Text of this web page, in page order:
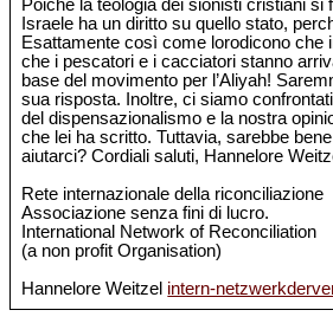
Poiché la teologia dei sionisti cristiani si
Israele ha un diritto su quello stato,
Esattamente così come lorodicono che
che i pescatori e i cacciatori stanno
base del movimento per l’Aliyah!
sua risposta. Inoltre, ci siamo
del dispensazionalismo e la nostra
che lei ha scritto. Tuttavia, sarebbe
aiutarci? Cordiali saluti, Hannelore
Rete internazionale della riconciliazione
Associazione senza fini di lucro.
International Network of Reconciliation
(a non profit Organisation)
Hannelore Weitzel intern-